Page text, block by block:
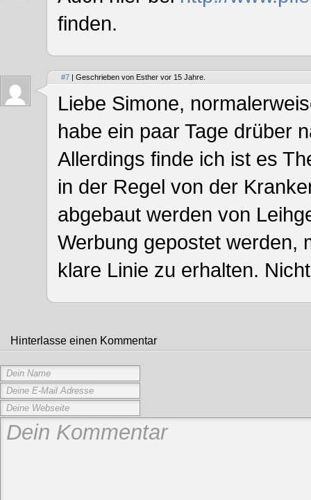
finden.
#7 | Geschrieben von Esther vor 15 Jahre.
Liebe Simone,
habe ein paar Tage drüber
Allerdings finde ich ist es
in der Regel von der
abgebaut werden von
Werbung gepostet werden,
klare Linie zu erhalten.
Hinterlasse einen Kommentar